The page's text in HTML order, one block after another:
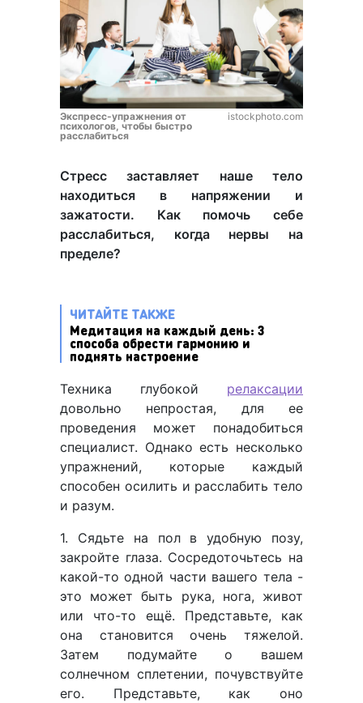
Экспресс-упражнения от
психологов, чтобы быстро
расслабиться
istockphoto.com
Стресс заставляет наше тело
находиться в напряжении и
зажатости. Как помочь себе
расслабиться, когда нервы на
пределе?
ЧИТАЙТЕ ТАКЖЕ
Медитация на каждый день: 3
способа обрести гармонию и
поднять настроение
Техника глубокой релаксации
довольно непростая, для ее
проведения может понадобиться
специалист. Однако есть несколько
упражнений, которые каждый
способен осилить и расслабить тело
и разум.
1. Сядьте на пол в удобную позу,
закройте глаза. Сосредоточьтесь на
какой-то одной части вашего тела -
это может быть рука, нога, живот
или что-то ещё. Представьте, как
она становится очень тяжелой.
Затем подумайте о вашем
солнечном сплетении, почувствуйте
его. Представьте, как оно